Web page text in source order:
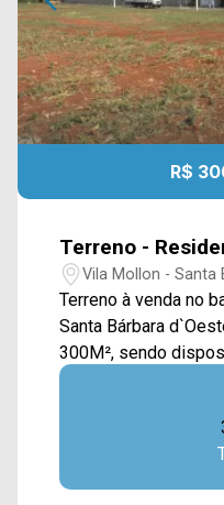
R$
Terreno -
Vila Mollon - Santa
Terreno à venda no
Santa Bárbara d`Oeste/SP. Este
300M², sendo
plana e com calçada,
de Oliveira, Av.
Rod. Luiz de
restaurantes Dona